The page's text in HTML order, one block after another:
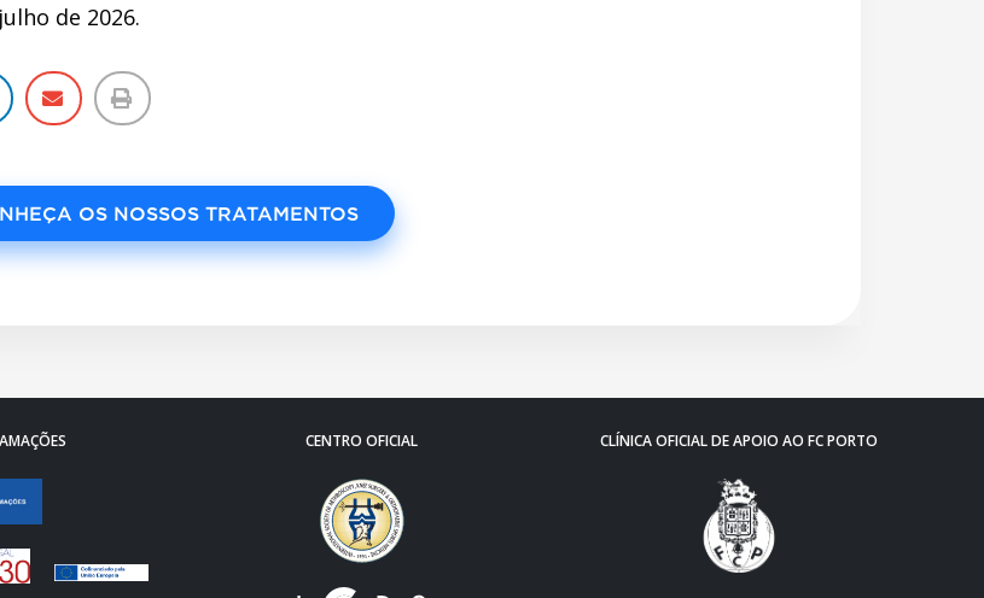
de 2026.
OS NOSSOS TRATAMENTOS
CENTRO OFICIAL CLÍNICA OFICIAL DE APOIO AO FC PORTO